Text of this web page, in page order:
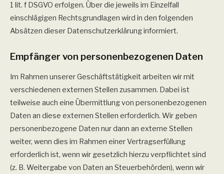
1 lit. f DSGVO erfolgen. Über die jeweils im Einzelfall
einschlägigen Rechtsgrundlagen wird in den folgenden
Absätzen dieser Datenschutzerklärung informiert.
Empfänger von personenbezogenen Daten
Im Rahmen unserer Geschäftstätigkeit arbeiten wir mit
verschiedenen externen Stellen zusammen. Dabei ist
teilweise auch eine Übermittlung von personenbezogenen
Daten an diese externen Stellen erforderlich. Wir geben
personenbezogene Daten nur dann an externe Stellen
weiter, wenn dies im Rahmen einer Vertragserfüllung
erforderlich ist, wenn wir gesetzlich hierzu verpflichtet sind
(z. B. Weitergabe von Daten an Steuerbehörden), wenn wir